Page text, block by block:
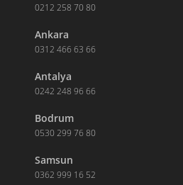
0212 258 70 80
Ankara
0312 466 63 66
Antalya
0242 248 96 66
Bodrum
0530 299 76 80
Samsun
0362 999 16 52